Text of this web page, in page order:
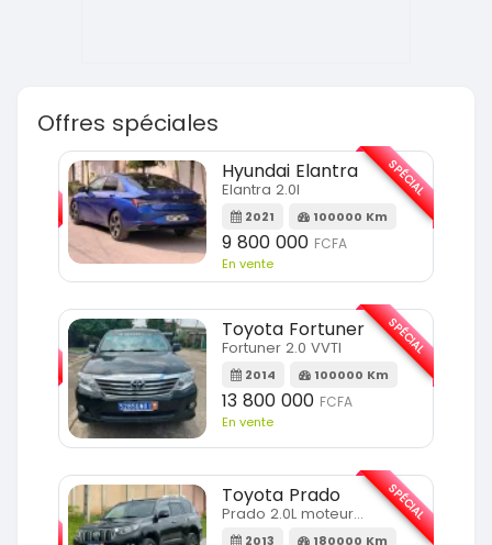
Offres spéciales
Hyundai Elantra
Elantra 2.0l
2021 100000 Km
9 800 000 FCFA
En vente
SPÉCIAL
Toyota Fortuner
Fortuner 2.0 VVTI
2014 100000 Km
13 800 000 FCFA
En vente
SPÉCIAL
Toyota Prado
Prado 2.0L moteur d4d
2013 180000 Km
SPÉCIAL